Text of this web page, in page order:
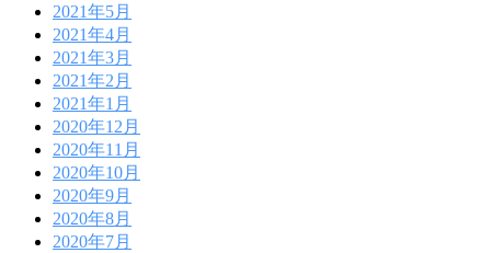
2021年5月
2021年4月
2021年3月
2021年2月
2021年1月
2020年12月
2020年11月
2020年10月
2020年9月
2020年8月
2020年7月